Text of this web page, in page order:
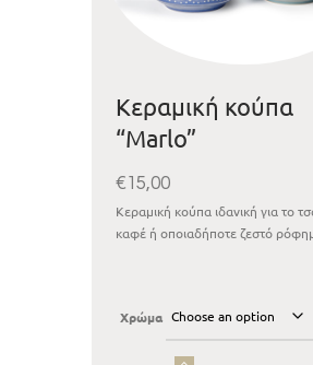
Κεραμική κούπα
“Marlo”
€15,00
Κεραμική κούπα ιδανική για το
καφέ ή οποιαδήποτε ζεστό
Χρώμα